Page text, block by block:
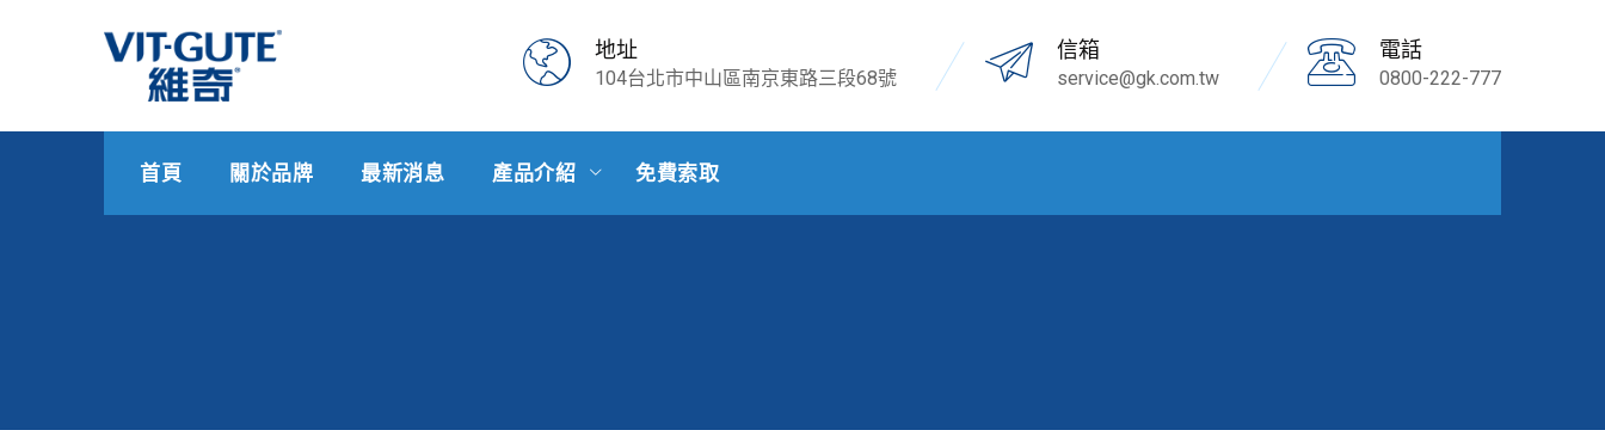
地址
104台北市中山區南京東路三段68號
信箱
service@gk.com.tw
電話
0800-222-777
首頁 關於品牌 最新消息 產品介紹 免費索取